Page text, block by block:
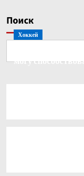
Поиск
Хоккей
Бобровский — о
могу